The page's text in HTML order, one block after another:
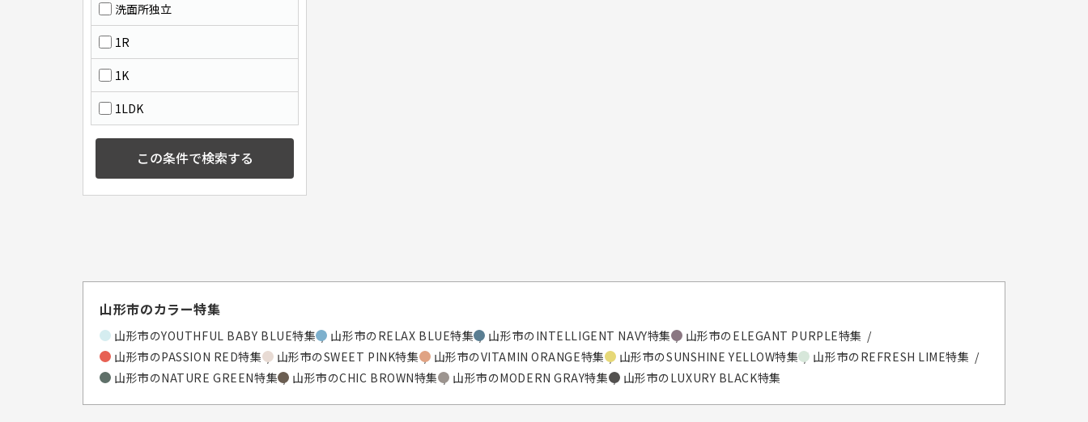
洗面所独立
1R
1K
1LDK
この条件で検索する
山形市のカラー特集
山形市のYOUTHFUL BABY BLUE特集 山形市のRELAX BLUE特集 山形市のINTELLIGENT NAVY特集
山形市のELEGANT PURPLE特集
山形市のPASSION RED特集
山形市のSWEET PINK特集 山形市のVITAMIN ORANGE特集 山形市のSUNSHINE YELLOW特集
山形市のREFRESH LIME特集
山形市のNATURE GREEN特集
山形市のCHIC BROWN特集 山形市のMODERN GRAY特集 山形市のLUXURY BLACK特集